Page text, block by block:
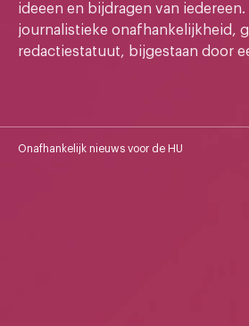
ideeen en bijdragen van
journalistieke onafhankelijkheid,
redactiestatuut, bijgestaan door
Onafhankelijk nieuws voor de HU